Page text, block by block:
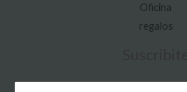
Oficina
regalos